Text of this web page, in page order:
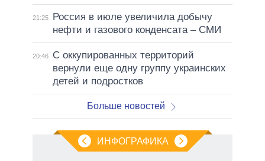
21:25
Россия в июле увеличила добычу
нефти и газового конденсата – СМИ
20:46
С оккупированных территорий
вернули еще одну группу украинских
детей и подростков
Больше новостей
ИНФОГРАФИКА